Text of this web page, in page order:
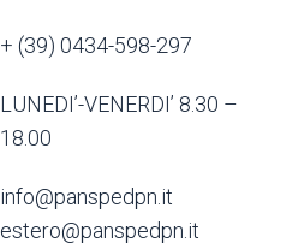
+ (39) 0434-598-297
LUNEDI’-VENERDI’ 8.30 –
18.00
info@panspedpn.it
estero@panspedpn.it